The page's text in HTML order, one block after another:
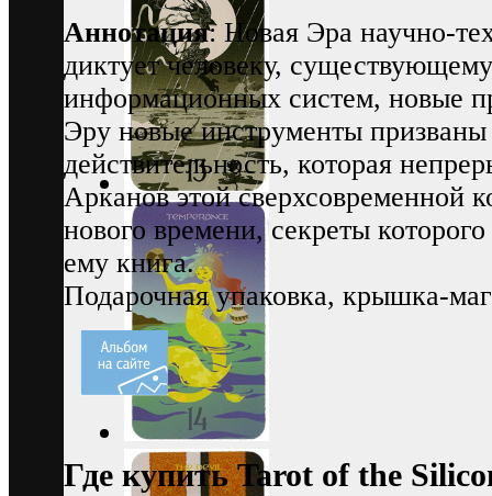
Аннотация: Новая Эра научно-
диктует человеку,
информационных систем, новые
Эру новые инструменты
действительность, которая
Арканов этой сверхсовременной
нового времени, секреты
ему книга.
Подарочная упаковка, крышка-
Где купить Tarot of the